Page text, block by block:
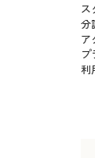
ス
分
ア
プ
利